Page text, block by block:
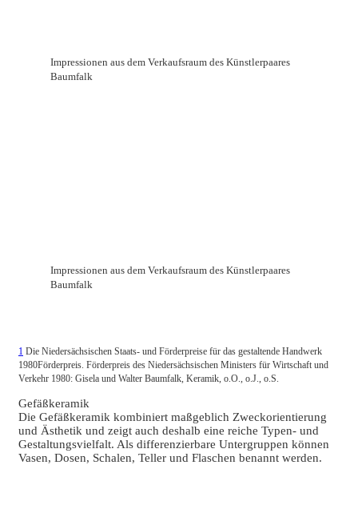
Impressionen aus dem Verkaufsraum des Künstlerpaares
Baumfalk
Impressionen aus dem Verkaufsraum des Künstlerpaares
Baumfalk
1 Die Niedersächsischen Staats- und Förderpreise für das gestaltende Handwerk
1980Förderpreis. Förderpreis des Niedersächsischen Ministers für Wirtschaft und
Verkehr 1980: Gisela und Walter Baumfalk, Keramik, o.O., o.J., o.S.
Gefäßkeramik
Die Gefäßkeramik kombiniert maßgeblich Zweckorientierung
und Ästhetik und zeigt auch deshalb eine reiche Typen- und
Gestaltungsvielfalt. Als differenzierbare Untergruppen können
Vasen, Dosen, Schalen, Teller und Flaschen benannt werden.